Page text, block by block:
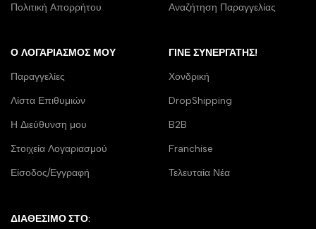
Πολιτική Απορρήτου
Αναζήτηση Παραγγελίας
Ο ΛΟΓΑΡΙΑΣΜΌΣ ΜΟΥ
Παραγγελίες
Λίστα Επιθυμιών
Η Διεύθυνση μου
Στοιχεία Λογαριασμού
Είσοδος/Εγγραφή
ΓΊΝΕ ΣΥΝΕΡΓΆΤΗΣ!
Χονδρική
DropShipping
B2B
Franchise
Τελευταία Νέα
ΔΙΑΘΕΣΙΜΟ ΣΤΟ: